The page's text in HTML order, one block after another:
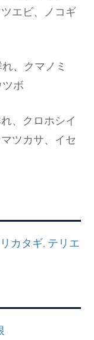
エビ、ノコギ
、クマノミ
ボ
、クロホシイ
ツカサ、イセ
カタギ, テリエ